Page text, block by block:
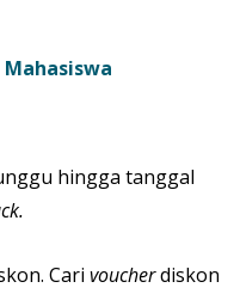
hingga tanggal
Cari voucherdiskon